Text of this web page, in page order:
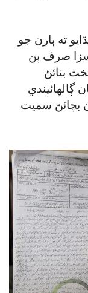
ته ٻارن جو
صرف ٻن
بنائڻ
ڳالهائيندي
بچائڻ سميت